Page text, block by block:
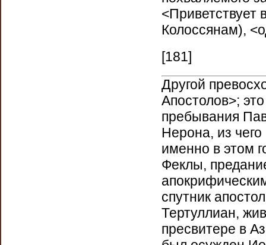
<Приветствует
Колоссянам),
[181]
Другой
Апостолов>;
пребывания
Нерона, из
именно в этом
Феклы,
спутник
Тертуллиан,
пресвитере в